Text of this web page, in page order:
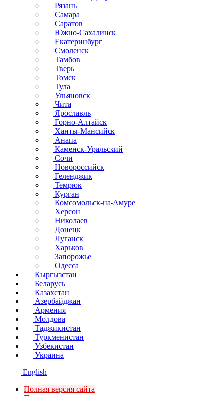
Рязань
Самара
Саратов
Южно-Сахалинск
Екатеринбург
Смоленск
Тамбов
Тверь
Томск
Тула
Ульяновск
Чита
Ярославль
Горно-Алтайск
Ханты-Мансийск
Анапа
Каменск-Уральский
Сочи
Новороссийск
Геленджик
Темрюк
Курган
Комсомольск-на-Амуре
Херсон
Николаев
Донецк
Луганск
Харьков
Запорожье
Одесса
Кыргызстан
Беларусь
Казахстан
Азербайджан
Армения
Молдова
Таджикистан
Туркменистан
Узбекистан
Украина
English
Полная версия сайта